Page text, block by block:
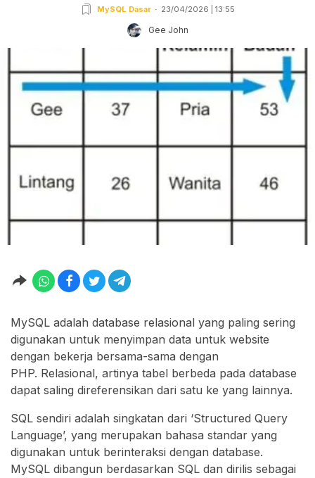
MySQL Dasar 23/04/2026 | 13:55
Gee John
MySQL adalah database relasional yang paling sering
digunakan untuk menyimpan data untuk website
dengan bekerja bersama-sama dengan
PHP. Relasional, artinya tabel berbeda pada database
dapat saling direferensikan dari satu ke yang lainnya.
SQL sendiri adalah singkatan dari ‘Structured Query
Language’, yang merupakan bahasa standar yang
digunakan untuk berinteraksi dengan database.
MySQL dibangun berdasarkan SQL dan dirilis sebagai